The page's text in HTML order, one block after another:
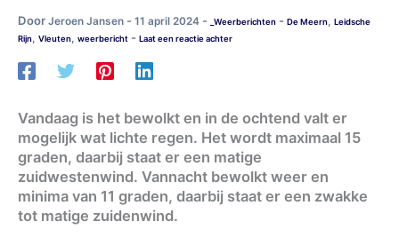
Door Jeroen Jansen - 11 april 2024 - _Weerberichten - De Meern, Leidsche
Rijn, Vleuten, weerbericht - Laat een reactie achter
Vandaag is het bewolkt en in de ochtend valt er
mogelijk wat lichte regen. Het wordt maximaal 15
graden, daarbij staat er een matige
zuidwestenwind. Vannacht bewolkt weer en
minima van 11 graden, daarbij staat er een zwakke
tot matige zuidenwind.